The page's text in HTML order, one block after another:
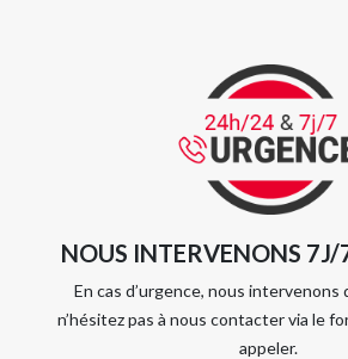
NOUS INTERVENONS
En cas d’urgence, nous intervenons
n’hésitez pas à nous contacter via le
appeler.